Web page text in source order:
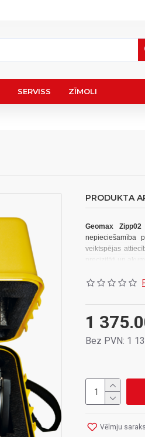
SERVISS ZĪMOLI
PRODUKTA
Geomax Zipp02
nepieciešamība
veiktspējas
precizitāti un
Komplektācija:
Teodolīts,
1
Bez PVN: 1
Vēlmju